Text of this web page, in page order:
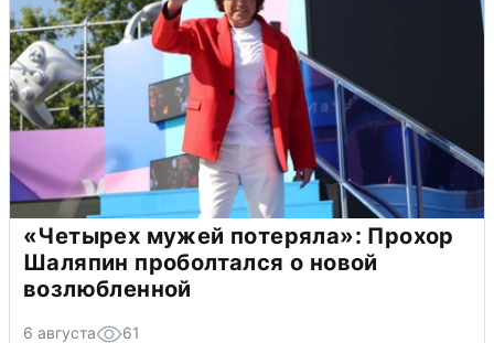
«Четырех мужей потеряла»: Прохор
Шаляпин проболтался о новой
возлюбленной
6 августа 61